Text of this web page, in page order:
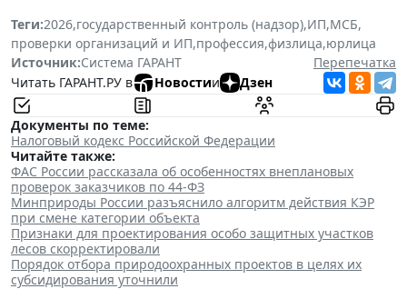
Теги:2026,государственный контроль (надзор),ИП,МСБ,
проверки организаций и ИП,профессия,физлица,юрлица
Источник:Система ГАРАНТ
Перепечатка
Читать ГАРАНТ.РУ в
Новостии Дзен
Документы по теме:
Налоговый кодекс Российской Федерации
Читайте также:
ФАС России рассказала об особенностях внеплановых
проверок заказчиков по 44-ФЗ
Минприроды России разъяснило алгоритм действия КЭР
при смене категории объекта
Признаки для проектирования особо защитных участков
лесов скорректировали
Порядок отбора природоохранных проектов в целях их
субсидирования уточнили